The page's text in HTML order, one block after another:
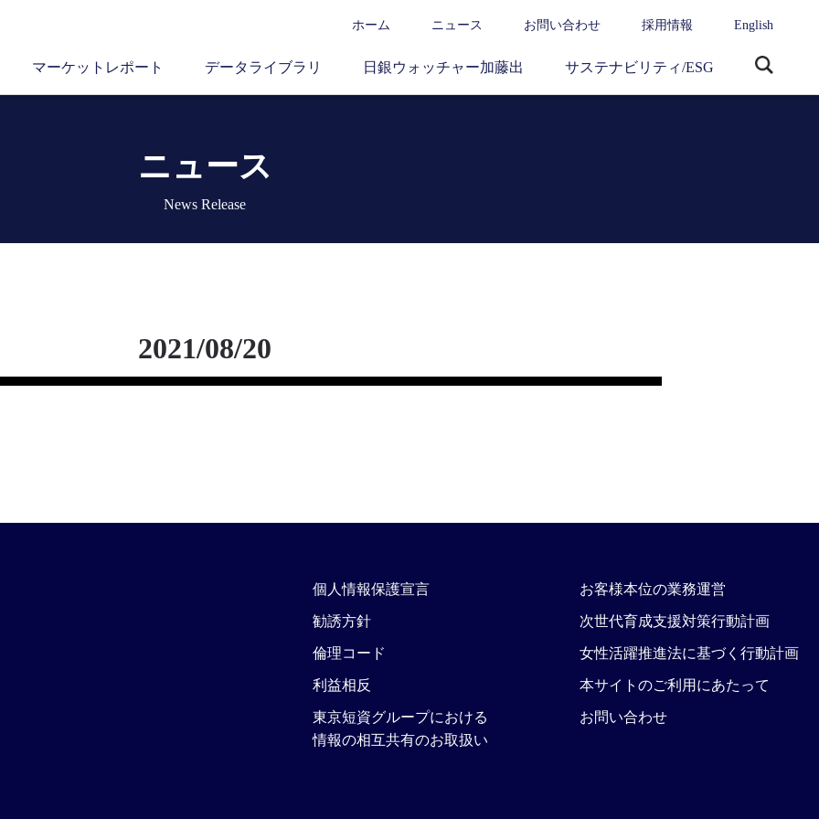
ホーム ニュース お問い合わせ 採用情報 English
マーケットレポート データライブラリ 日銀ウォッチャー加藤出 サステナビリティ/ESG
ニュース
News Release
2021/08/20
個人情報保護宣言
勧誘方針
倫理コード
利益相反
東京短資グループにおける
情報の相互共有のお取扱い
お客様本位の業務運営
次世代育成支援対策行動計画
女性活躍推進法に基づく行動計画
本サイトのご利用にあたって
お問い合わせ